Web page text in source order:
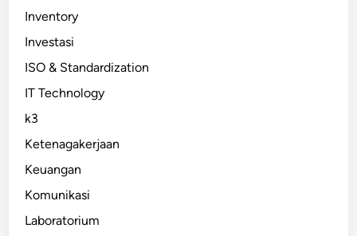
Inventory
Investasi
ISO & Standardization
IT Technology
k3
Ketenagakerjaan
Keuangan
Komunikasi
Laboratorium